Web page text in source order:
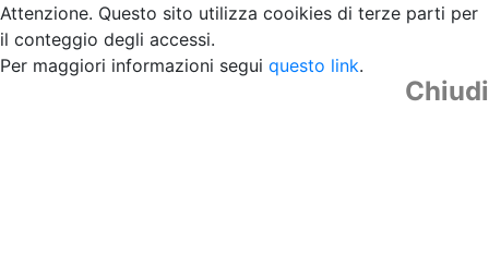
Attenzione. Questo sito utilizza cooikies di terze parti per
il conteggio degli accessi.
Per maggiori informazioni segui questo link.
Chiudi